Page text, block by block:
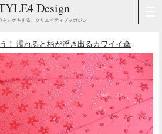
Design
をシゲキする、クリエイティブマガジン
！ 濡れると柄が浮き出るカワイイ傘